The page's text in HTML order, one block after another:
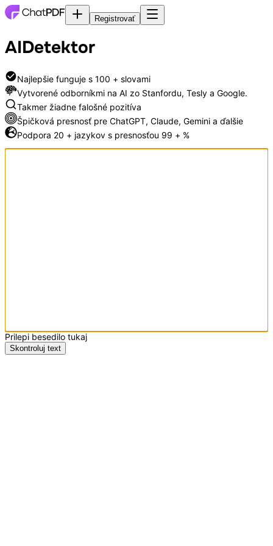
Registrovať
AIDetektor
Najlepšie funguje s 100 + slovami
Vytvorené odborníkmi na AI zo Stanfordu, Tesly a Google.
Takmer žiadne falošné pozitíva
Špičková presnosť pre ChatGPT, Claude, Gemini a ďalšie
Podpora 20 + jazykov s presnosťou 99 + %
Prilepi besedilo tukaj
Skontroluj text